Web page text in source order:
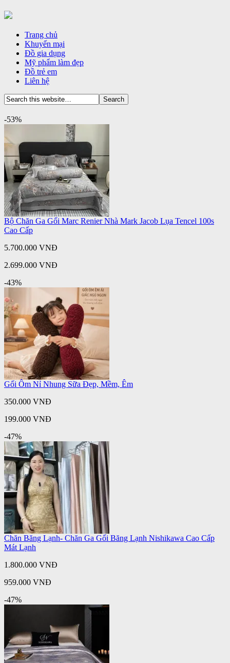
Trang chủ
Khuyến mại
Đồ gia dụng
Mỹ phẩm làm đẹp
Đồ trẻ em
Liên hệ
-53%
Bộ Chăn Ga Gối Marc Renier Nhà Mark Jacob Lụa Tencel 100s
Cao Cấp
5.700.000 VNĐ
2.699.000 VNĐ
-43%
Gối Ôm Nỉ Nhung Sữa Đẹp, Mềm, Êm
350.000 VNĐ
199.000 VNĐ
-47%
Chăn Băng Lạnh- Chăn Ga Gối Băng Lạnh Nishikawa Cao Cấp
Mát Lạnh
1.800.000 VNĐ
959.000 VNĐ
-47%